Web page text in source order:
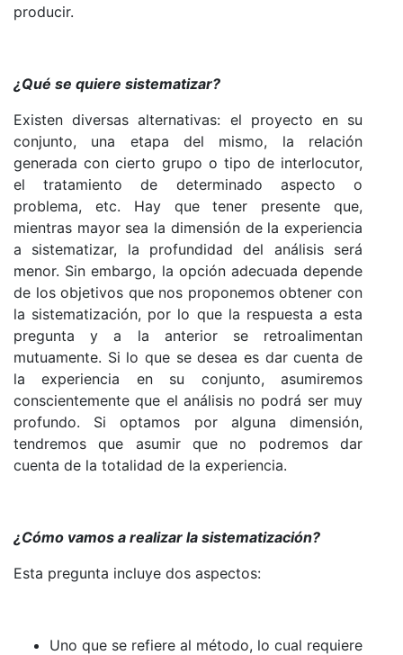
producir.
¿Qué se quiere sistematizar?
Existen diversas alternativas: el proyecto en su
conjunto, una etapa del mismo, la relación
generada con cierto grupo o tipo de interlocutor,
el tratamiento de determinado aspecto o
problema, etc. Hay que tener presente que,
mientras mayor sea la dimensión de la experiencia
a sistematizar, la profundidad del análisis será
menor. Sin embargo, la opción adecuada depende
de los objetivos que nos proponemos obtener con
la sistematiza­ción, por lo que la respuesta a esta
pregunta y a la anterior se retroalimentan
mutuamente. Si lo que se desea es dar cuenta de
la experiencia en su conjunto, asumiremos
consciente­mente que el análisis no podrá ser muy
profundo. Si optamos por alguna dimensión,
tendremos que asumir que no podremos dar
cuenta de la totalidad de la experiencia.
¿Cómo vamos a realizar la sistematización?
Esta pregunta incluye dos aspectos:
Uno que se refiere al método, lo cual requiere